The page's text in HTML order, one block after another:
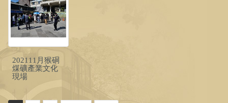
202111月猴硐
煤礦產業文化
現場